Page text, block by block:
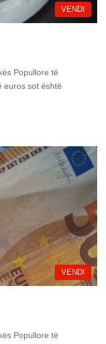
VENDI
Popullore të
euros sot është
VENDI
Popullore të